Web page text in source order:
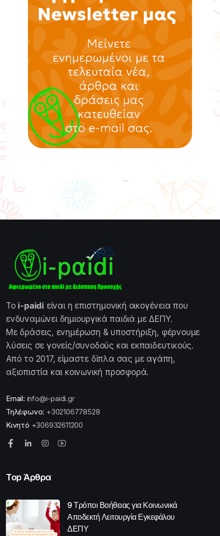
Το i-paidi είναι η επιστημονική οικογένεια που
ενδυναμώνει δημιουργικά παιδιά με ΔΕΠΥ.
Με δράσεις, ενημέρωση & υποστήριξη, φέρνουμε
λύσεις σε γονείς/συνοδούς και εκπαιδευτικούς.
Από το 2017, είμαστε δίπλα σας με αγάπη,
αξιοπιστία και κοινωνική προσφορά.
Email: info@i-paidi.gr
Τηλέφωνο: +302106778528
Κινητό +306932611200
Top Άρθρα
9 Τρόποι Βοήθειας για Κοινωνικά
Αποδεκτή Λειτουργία Εγκεφάλου
ΔΕΠΥ